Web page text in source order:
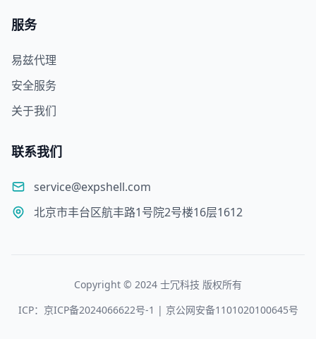
服务
易兹代理
安全服务
关于我们
联系我们
service@expshell.com
北京市丰台区航丰路1号院2号楼16层1612
Copyright © 2024 士冗科技 版权所有
ICP：京ICP备2024066622号-1 | 京公网安备1101020100645号